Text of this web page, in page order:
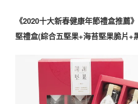
《2020十大新春健康年節禮盒推薦
堅禮盒(綜合五堅果+海苔堅果脆片+